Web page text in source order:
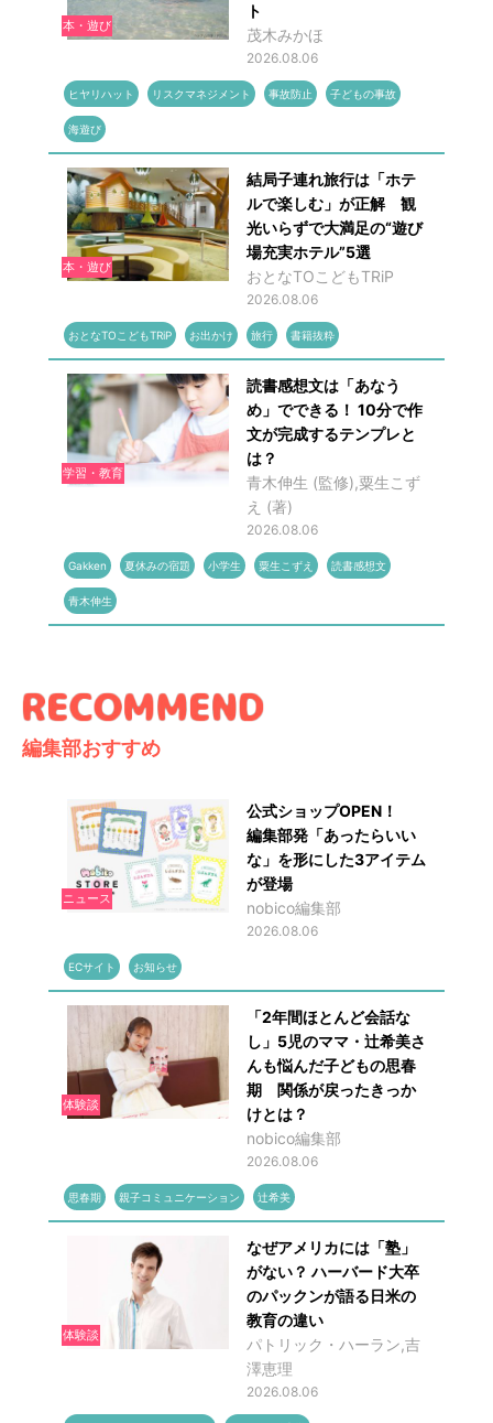
本・遊び
ト
茂木みかほ
2026.08.06
ヒヤリハット リスクマネジメント 事故防止 子どもの事故
海遊び
本・遊び
結局子連れ旅行は「ホテ
ルで楽しむ」が正解 観
光いらずで大満足の“遊び
場充実ホテル”5選
おとなTOこどもTRiP
2026.08.06
おとなTOこどもTRiP お出かけ 旅行 書籍抜粋
学習・教育
読書感想文は「あなう
め」でできる！ 10分で作
文が完成するテンプレと
は？
青木伸生 (監修),粟生こず
え (著)
2026.08.06
Gakken 夏休みの宿題 小学生 粟生こずえ 読書感想文
青木伸生
編集部おすすめ
ニュース
公式ショップOPEN！
編集部発「あったらいい
な」を形にした3アイテム
が登場
nobico編集部
2026.08.06
ECサイト お知らせ
体験談
「2年間ほとんど会話な
し」5児のママ・辻希美さ
んも悩んだ子どもの思春
期 関係が戻ったきっか
けとは？
nobico編集部
2026.08.06
思春期 親子コミュニケーション 辻希美
体験談
なぜアメリカには「塾」
がない？ ハーバード大卒
のパックンが語る日米の
教育の違い
パトリック・ハーラン,吉
澤恵理
2026.08.06